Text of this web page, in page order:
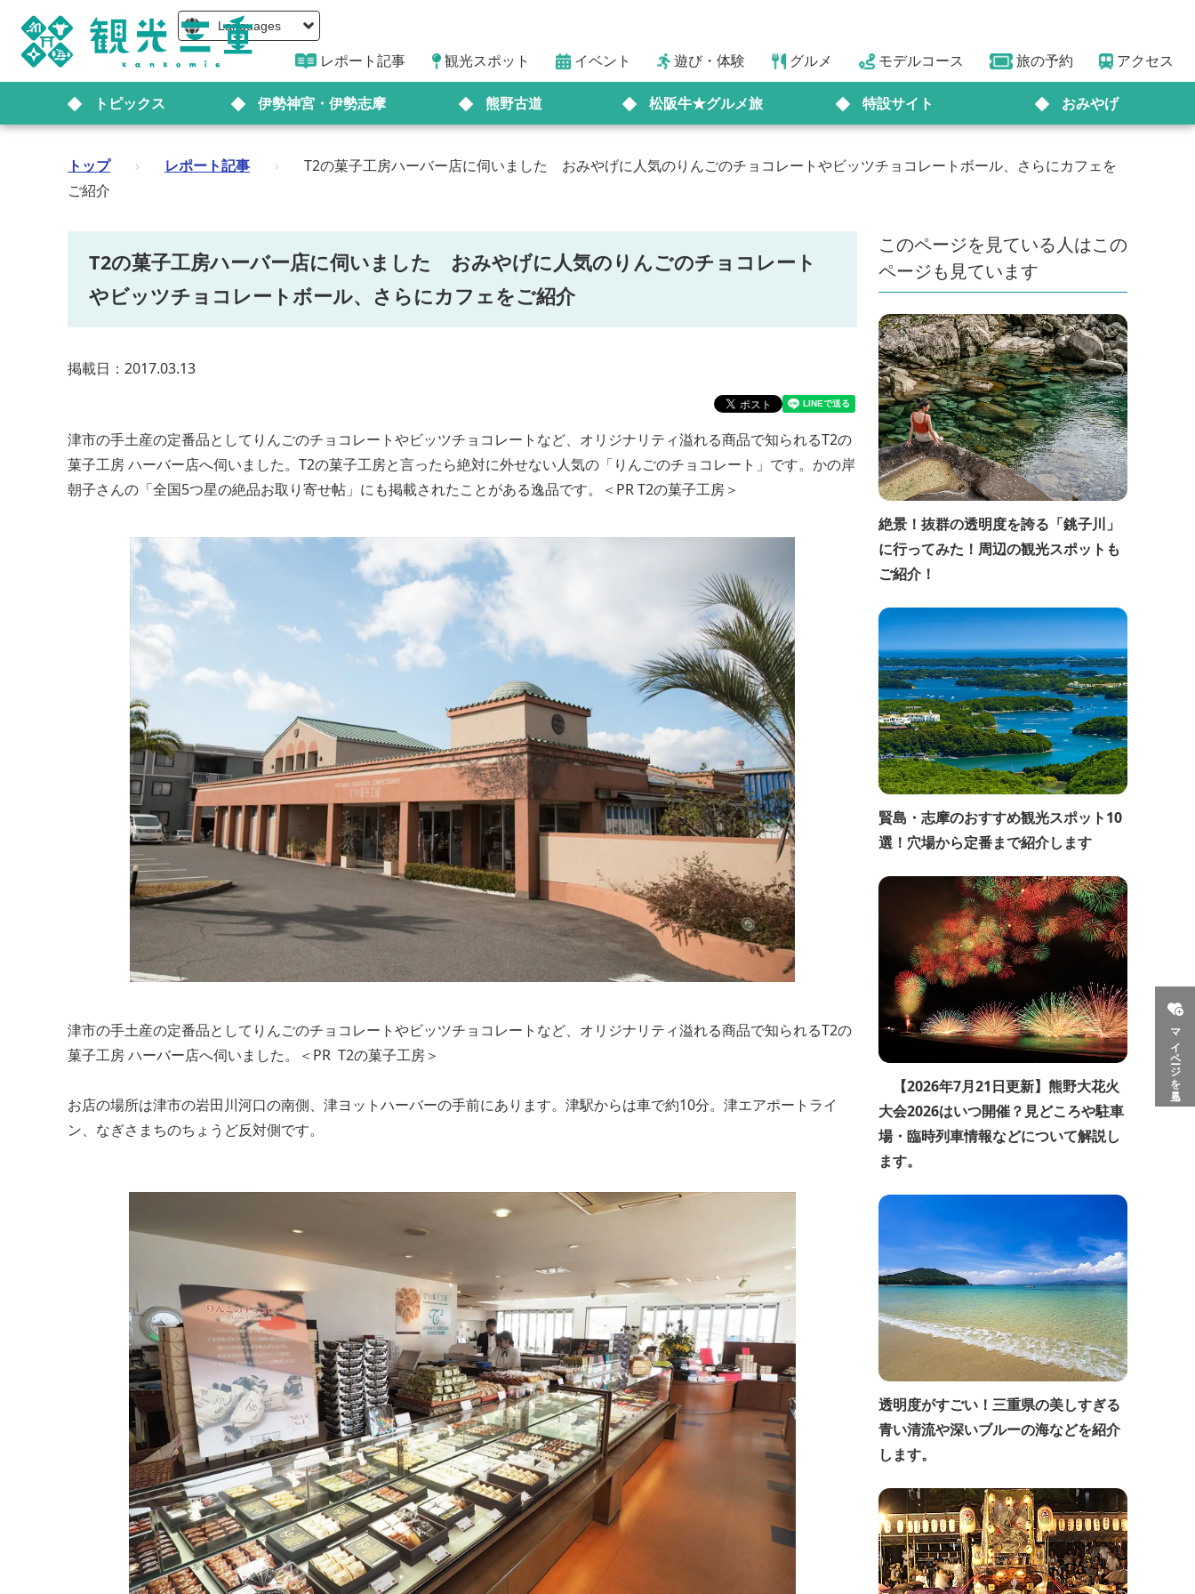
Languages
レポート記事 観光スポット イベント 遊び・体験 グルメ モデルコース 旅の予約 アクセス
トピックス 伊勢神宮・伊勢志摩 熊野古道 松阪牛★グルメ旅 特設サイト おみやげ
マイページを見る
トップ › レポート記事 ›
T2の菓子工房ハーバー店に伺いました おみやげに人気のりんごのチョコレートやビッツチョコレートボール、さらにカフェを
ご紹介
T2の菓子工房ハーバー店に伺いました おみやげに人気のりんごのチョコレート
やビッツチョコレートボール、さらにカフェをご紹介
掲載日：2017.03.13
津市の手土産の定番品としてりんごのチョコレートやビッツチョコレートなど、オリジナリティ溢れる商品で知られるT2の
菓子工房 ハーバー店へ伺いました。T2の菓子工房と言ったら絶対に外せない人気の「りんごのチョコレート」です。かの岸
朝子さんの「全国5つ星の絶品お取り寄せ帖」にも掲載されたことがある逸品です。＜PR T2の菓子工房＞
津市の手土産の定番品としてりんごのチョコレートやビッツチョコレートなど、オリジナリティ溢れる商品で知られるT2の
菓子工房 ハーバー店へ伺いました。＜PR T2の菓子工房＞
お店の場所は津市の岩田川河口の南側、津ヨットハーバーの手前にあります。津駅からは車で約10分。津エアポートライ
ン、なぎさまちのちょうど反対側です。
このページを見ている人はこの
ページも見ています
絶景！抜群の透明度を誇る「銚子川」
に行ってみた！周辺の観光スポットも
ご紹介！
賢島・志摩のおすすめ観光スポット10
選！穴場から定番まで紹介します
【2026年7月21日更新】熊野大花火
大会2026はいつ開催？見どころや駐車
場・臨時列車情報などについて解説し
ます。
透明度がすごい！三重県の美しすぎる
青い清流や深いブルーの海などを紹介
します。